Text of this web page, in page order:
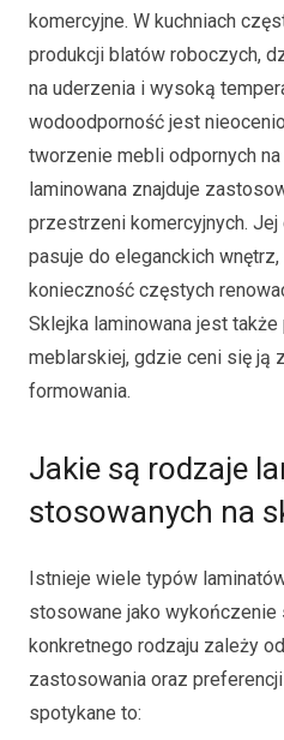
komercyjne. W kuchniach
produkcji blatów roboczych,
na uderzenia i wysoką
wodoodporność jest
tworzenie mebli odpornych
laminowana znajduje
przestrzeni komercyjnych.
pasuje do eleganckich
konieczność częstych
Sklejka laminowana jest także
meblarskiej, gdzie ceni się ją
formowania.
Jakie są rodzaje
stosowanych na
Istnieje wiele typów
stosowane jako wykończenie
konkretnego rodzaju zależy
zastosowania oraz
spotykane to: